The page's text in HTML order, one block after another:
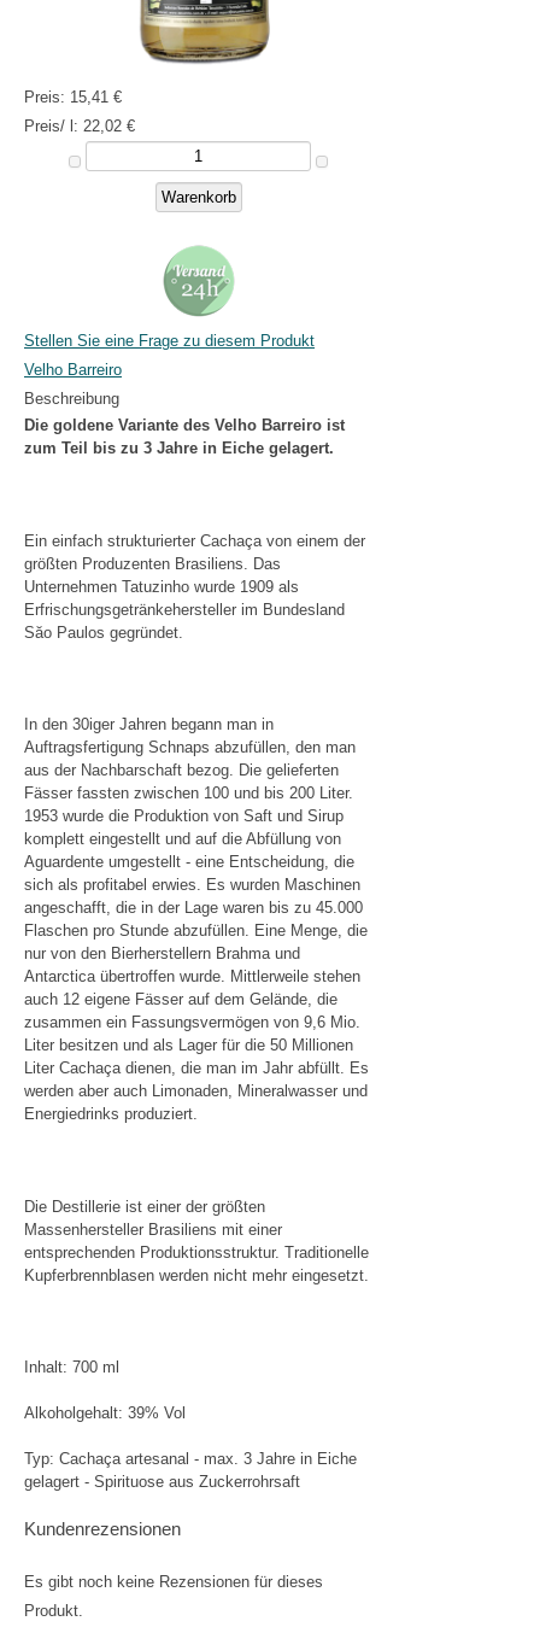
Preis: 15,41 €
Preis/ l: 22,02 €
Stellen Sie eine Frage zu diesem Produkt
Velho Barreiro
Beschreibung
Die goldene Variante des Velho Barreiro ist
zum Teil bis zu 3 Jahre in Eiche gelagert.
Ein einfach strukturierter Cachaça von einem der
größten Produzenten Brasiliens. Das
Unternehmen Tatuzinho wurde 1909 als
Erfrischungsgetränkehersteller im Bundesland
Săo Paulos gegründet.
In den 30iger Jahren begann man in
Auftragsfertigung Schnaps abzufüllen, den man
aus der Nachbarschaft bezog. Die gelieferten
Fässer fassten zwischen 100 und bis 200 Liter.
1953 wurde die Produktion von Saft und Sirup
komplett eingestellt und auf die Abfüllung von
Aguardente umgestellt - eine Entscheidung, die
sich als profitabel erwies. Es wurden Maschinen
angeschafft, die in der Lage waren bis zu 45.000
Flaschen pro Stunde abzufüllen. Eine Menge, die
nur von den Bierherstellern Brahma und
Antarctica übertroffen wurde. Mittlerweile stehen
auch 12 eigene Fässer auf dem Gelände, die
zusammen ein Fassungsvermögen von 9,6 Mio.
Liter besitzen und als Lager für die 50 Millionen
Liter Cachaça dienen, die man im Jahr abfüllt. Es
werden aber auch Limonaden, Mineralwasser und
Energiedrinks produziert.
Die Destillerie ist einer der größten
Massenhersteller Brasiliens mit einer
entsprechenden Produktionsstruktur. Traditionelle
Kupferbrennblasen werden nicht mehr eingesetzt.
Inhalt: 700 ml
Alkoholgehalt: 39% Vol
Typ: Cachaça artesanal - max. 3 Jahre in Eiche
gelagert - Spirituose aus Zuckerrohrsaft
Kundenrezensionen
Es gibt noch keine Rezensionen für dieses
Produkt.